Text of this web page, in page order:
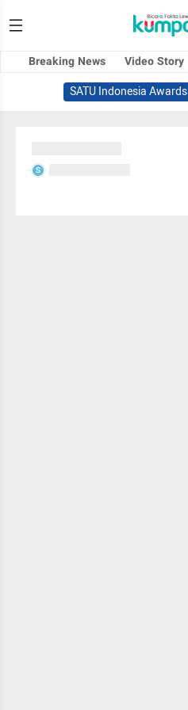
Breaking News Video Story
SATU Indonesia Awards
S